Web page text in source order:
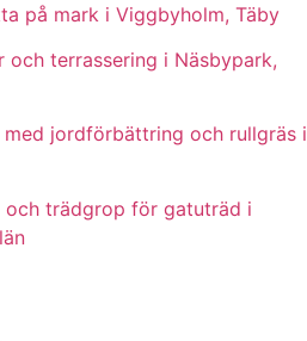
på mark i Viggbyholm, Täby
och terrassering i Näsbypark,
jordförbättring och rullgräs i
trädgrop för gatuträd i